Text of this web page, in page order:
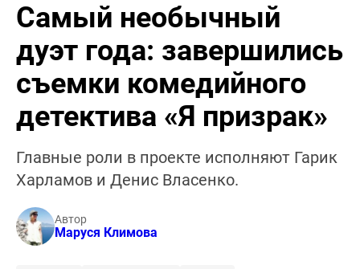
Самый необычный
дуэт года: завершились
съемки комедийного
детектива «Я призрак»
Главные роли в проекте исполняют Гарик
Харламов и Денис Власенко.
Автор
Маруся Климова